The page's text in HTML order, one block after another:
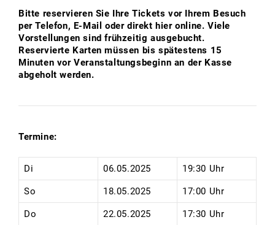
Bitte reservieren Sie Ihre Tickets vor Ihrem Besuch
per Telefon, E-Mail oder direkt hier online. Viele
Vorstellungen sind frühzeitig ausgebucht.
Reservierte Karten müssen bis spätestens 15
Minuten vor Veranstaltungsbeginn an der Kasse
abgeholt werden.
Termine:
Di 06.05.2025 19:30 Uhr
So 18.05.2025 17:00 Uhr
Do 22.05.2025 17:30 Uhr